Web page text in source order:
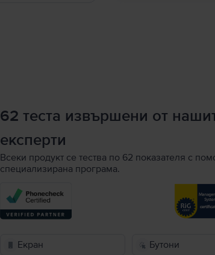
62 теста извършени от
експерти
Всеки продукт се тества по 62 показателя с
специализирана програма.
Екран
Бутони